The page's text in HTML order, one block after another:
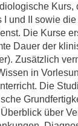
Kurs,
I und II sowie
Die Kurse
Dauer der
Zusätzlich
in
Die
über